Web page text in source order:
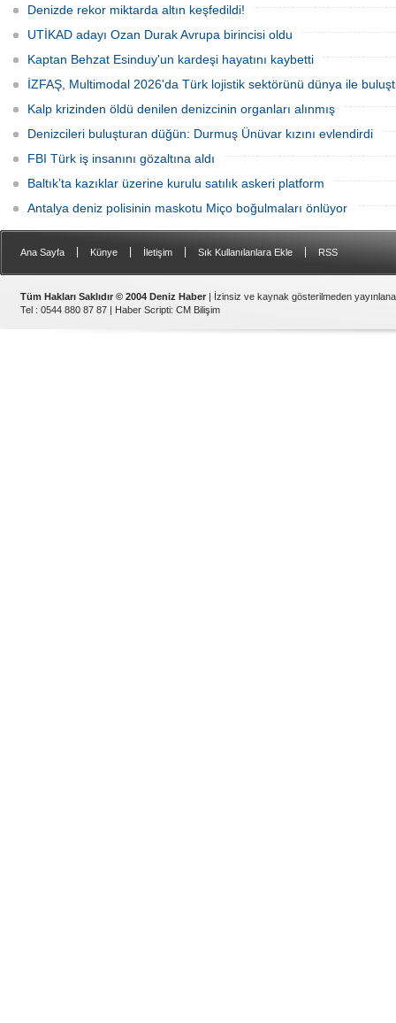
Denizde rekor miktarda altın keşfedildi!
UTİKAD adayı Ozan Durak Avrupa birincisi oldu
Kaptan Behzat Esinduy'un kardeşi hayatını kaybetti
İZFAŞ, Multimodal 2026'da Türk lojistik sektörünü dünya ile
Kalp krizinden öldü denilen denizcinin organları alınmış
Denizcileri buluşturan düğün: Durmuş Ünüvar kızını evlendirdi
FBI Türk iş insanını gözaltına aldı
Baltık’ta kazıklar üzerine kurulu satılık askeri platform
Antalya deniz polisinin maskotu Miço boğulmaları önlüyor
Ana Sayfa Künye İletişim Sık Kullanılanlara Ekle RSS
Tüm Hakları Saklıdır © 2004 Deniz Haber | İzinsiz ve kaynak gösterilmeden
Tel : 0544 880 87 87 | Haber Scripti: CM Bilişim